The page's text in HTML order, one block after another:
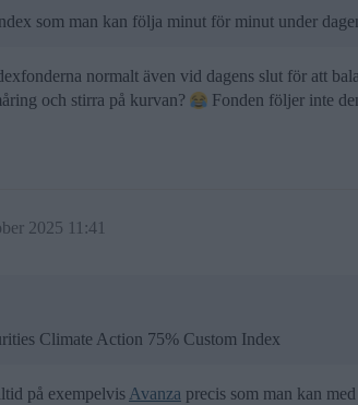
som man kan följa minut för minut under
normalt även vid dagens slut för att
och stirra på kurvan?
Fonden följer inte
2025 11:41
Climate Action 75% Custom Index
på exempelvis Avanza precis som man kan